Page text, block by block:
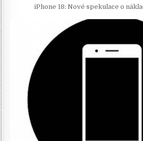
iPhone 18: Nové spekulace o